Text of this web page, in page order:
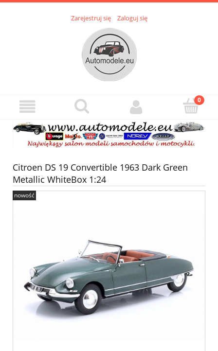
Zarejestruj się Zaloguj się
Citroen DS 19 Convertible 1963 Dark Green
Metallic WhiteBox 1:24
nowość